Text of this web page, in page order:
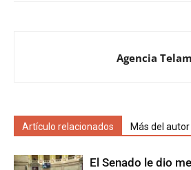
Agencia Telam
Artículo relacionados Más del autor
El Senado le dio